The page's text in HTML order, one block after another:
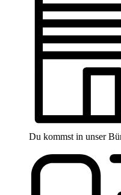
Du kommst in unser